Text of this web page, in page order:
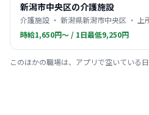
新潟市中央区の介護施設
介護施設 ・ 新潟県新潟市中央区 ・ 上
時給1,650円〜 / 1日最低9,250円
このほかの職場は、アプリで空いている